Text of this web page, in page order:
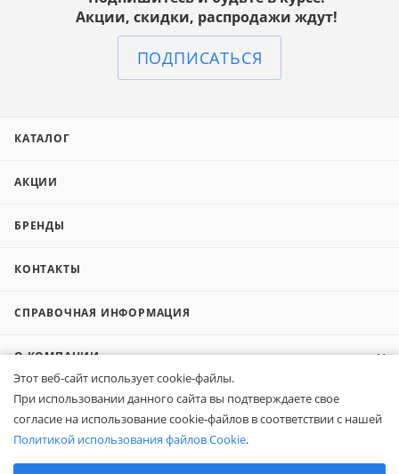
Акции, скидки, распродажи ждут!
ПОДПИСАТЬСЯ
КАТАЛОГ
АКЦИИ
БРЕНДЫ
КОНТАКТЫ
СПРАВОЧНАЯ ИНФОРМАЦИЯ
О КОМПАНИИ
КОМПАНИЯМ
ПОКУПАТЕЛЯМ
Этот веб-сайт использует cookie-файлы.
При использовании данного сайта вы подтверждаете свое
согласие на использование cookie-файлов в соответствии с нашей
Политикой использования файлов Cookie.